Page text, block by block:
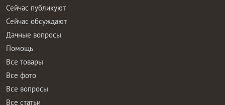
Сейчас публикуют
Сейчас обсуждают
Дачные вопросы
Помощь
Все товары
Все фото
Все вопросы
Все статьи